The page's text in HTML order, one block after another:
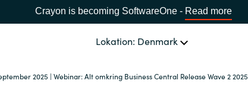
Crayon is becoming SoftwareOne - Read more
Lokation: Denmark
2025 | Webinar: Alt omkring Business Central Release Wave 2 2025